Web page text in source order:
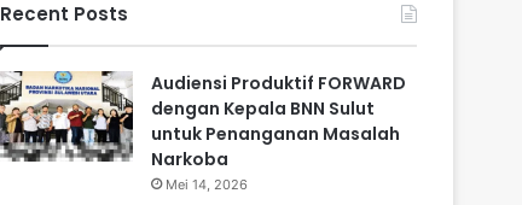
Recent Posts
Audiensi Produktif FORWARD
dengan Kepala BNN Sulut
untuk Penanganan Masalah
Narkoba
Mei 14, 2026